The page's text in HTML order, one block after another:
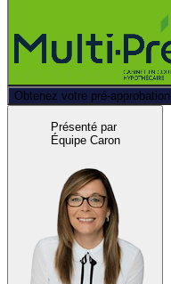
Obtenez votre pré-approbation
Présenté par
Équipe Caron